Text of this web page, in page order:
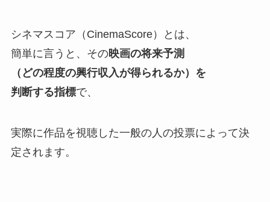
シネマスコア（CinemaScore）とは、
簡単に言うと、その映画の将来予測
（どの程度の興行収入が得られるか）を
判断する指標で、
実際に作品を視聴した一般の人の投票によって決
定されます。